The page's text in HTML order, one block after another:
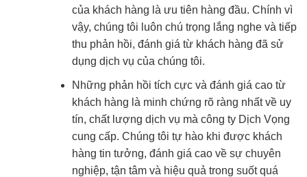
của khách hàng là ưu tiên hàng đầu. Chính vì
vậy, chúng tôi luôn chú trọng lắng nghe và tiếp
thu phản hồi, đánh giá từ khách hàng đã sử
dụng dịch vụ của chúng tôi.
Những phản hồi tích cực và đánh giá cao từ
khách hàng là minh chứng rõ ràng nhất về uy
tín, chất lượng dịch vụ mà công ty Dịch Vọng
cung cấp. Chúng tôi tự hào khi được khách
hàng tin tưởng, đánh giá cao về sự chuyên
nghiệp, tận tâm và hiệu quả trong suốt quá